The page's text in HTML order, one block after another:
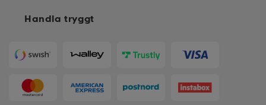
Handla tryggt